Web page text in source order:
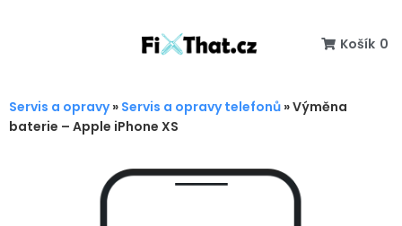
Košík 0
Servis a opravy» Servis a opravy telefonů »Výměna
baterie – Apple iPhone XS